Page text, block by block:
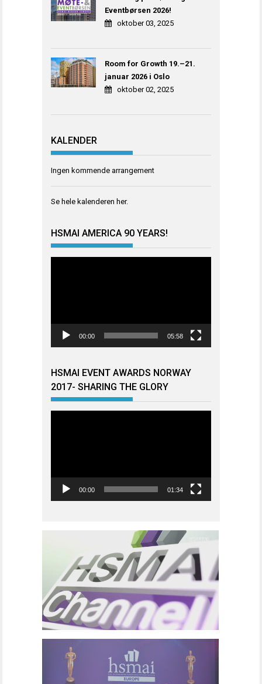
Eventbørsen 2026!
oktober 03, 2025
Room for Growth 19.–21.
januar 2026 i Oslo
oktober 02, 2025
KALENDER
Ingen kommende arrangement
Se hele kalenderen her.
HSMAI AMERICA 90 YEARS!
00:00 05:58
HSMAI EVENT AWARDS NORWAY
2017- SHARING THE GLORY
00:00 01:34